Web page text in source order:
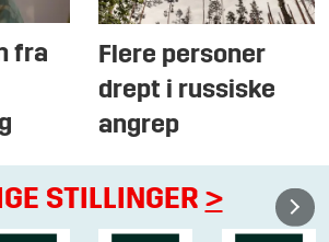
fra
Flere personer
drept i russiske
angrep
STILLINGER >